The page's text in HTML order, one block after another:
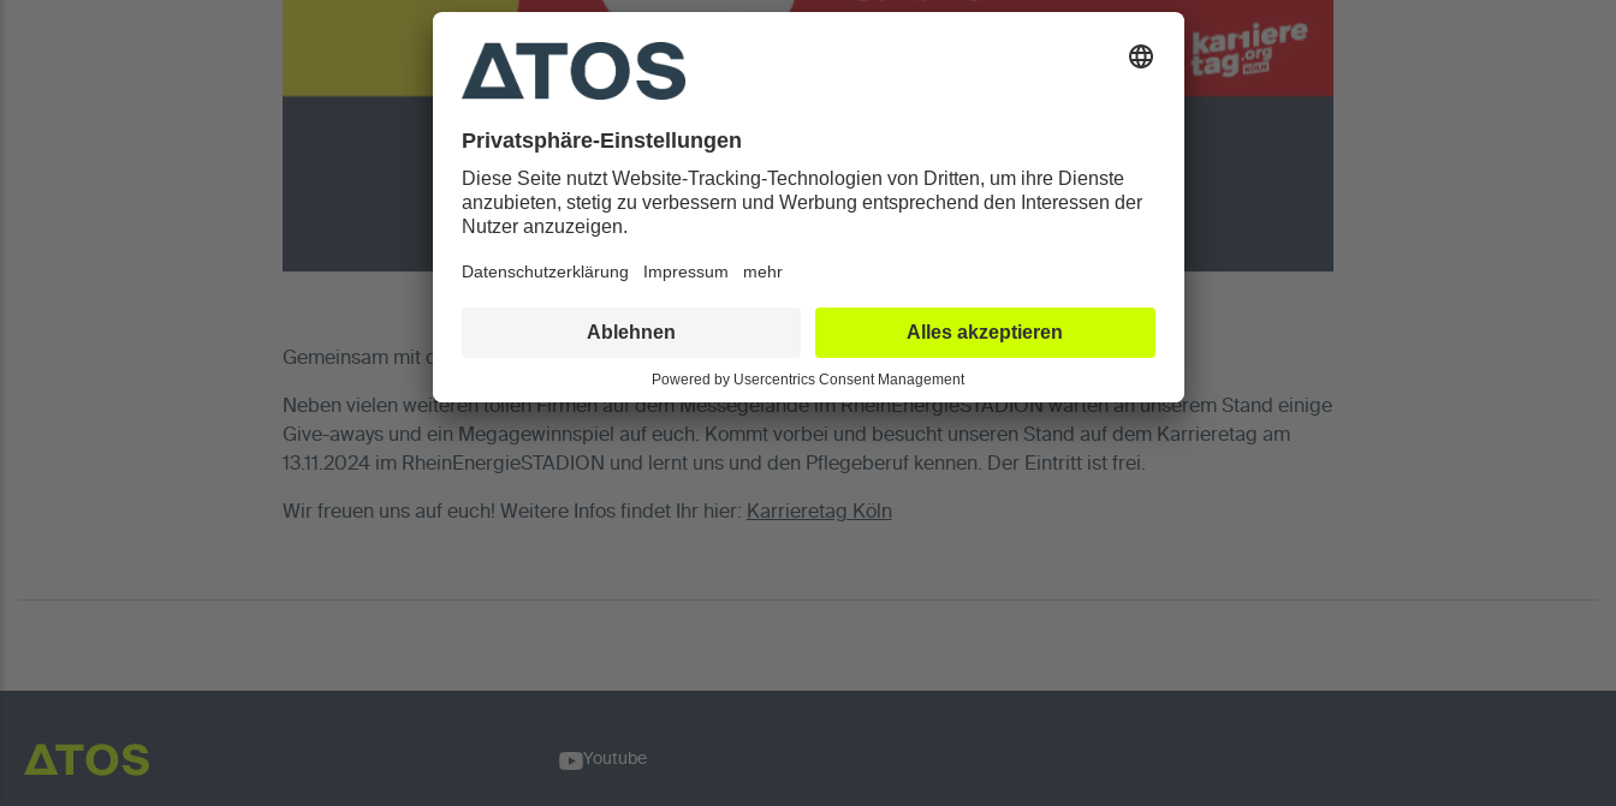
Gemeinsam mit der ATOS Orthoparc Klinik Köln nehmen wir am 13.11.2024 am Karrieretag teil.
Neben vielen weiteren tollen Firmen auf dem Messegelände im RheinEnergieSTADION warten an unserem Stand einige
Give-aways und ein Megagewinnspiel auf euch. Kommt vorbei und besucht unseren Stand auf dem Karrieretag am
13.11.2024 im RheinEnergieSTADION und lernt uns und den Pflegeberuf kennen. Der Eintritt ist frei.
Wir freuen uns auf euch! Weitere Infos findet Ihr hier: Karrieretag Köln
Youtube